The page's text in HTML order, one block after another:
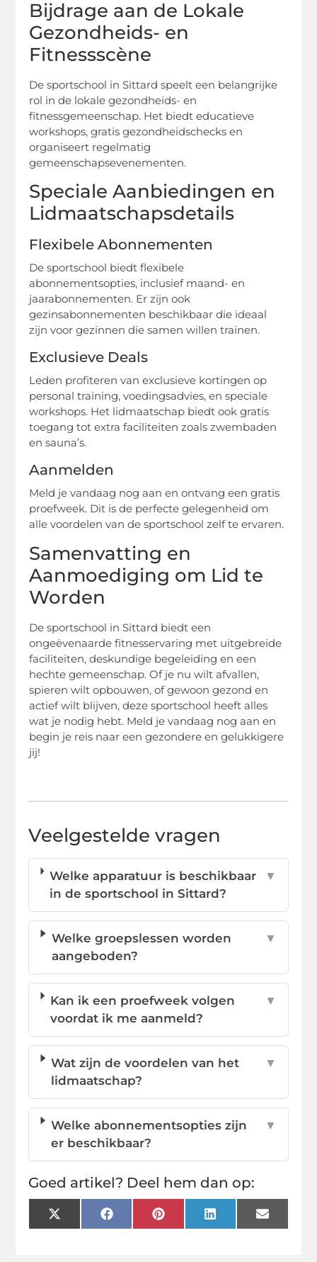
Bijdrage aan de Lokale
Gezondheids- en
Fitnessscène
De sportschool in Sittard speelt een belangrijke
rol in de lokale gezondheids- en
fitnessgemeenschap. Het biedt educatieve
workshops, gratis gezondheidschecks en
organiseert regelmatig
gemeenschapsevenementen.
Speciale Aanbiedingen en
Lidmaatschapsdetails
Flexibele Abonnementen
De sportschool biedt flexibele
abonnementsopties, inclusief maand- en
jaarabonnementen. Er zijn ook
gezinsabonnementen beschikbaar die ideaal
zijn voor gezinnen die samen willen trainen.
Exclusieve Deals
Leden profiteren van exclusieve kortingen op
personal training, voedingsadvies, en speciale
workshops. Het lidmaatschap biedt ook gratis
toegang tot extra faciliteiten zoals zwembaden
en sauna’s.
Aanmelden
Meld je vandaag nog aan en ontvang een gratis
proefweek. Dit is de perfecte gelegenheid om
alle voordelen van de sportschool zelf te ervaren.
Samenvatting en
Aanmoediging om Lid te
Worden
De sportschool in Sittard biedt een
ongeëvenaarde fitnesservaring met uitgebreide
faciliteiten, deskundige begeleiding en een
hechte gemeenschap. Of je nu wilt afvallen,
spieren wilt opbouwen, of gewoon gezond en
actief wilt blijven, deze sportschool heeft alles
wat je nodig hebt. Meld je vandaag nog aan en
begin je reis naar een gezondere en gelukkigere
jij!
Veelgestelde vragen
Welke apparatuur is beschikbaar
in de sportschool in Sittard?
▼
Welke groepslessen worden
aangeboden?
▼
Kan ik een proefweek volgen
voordat ik me aanmeld?
▼
Wat zijn de voordelen van het
lidmaatschap?
▼
Welke abonnementsopties zijn
er beschikbaar?
▼
Goed artikel? Deel hem dan op:
X
(Twitter)
FacebookPinterestLinkedInEmail